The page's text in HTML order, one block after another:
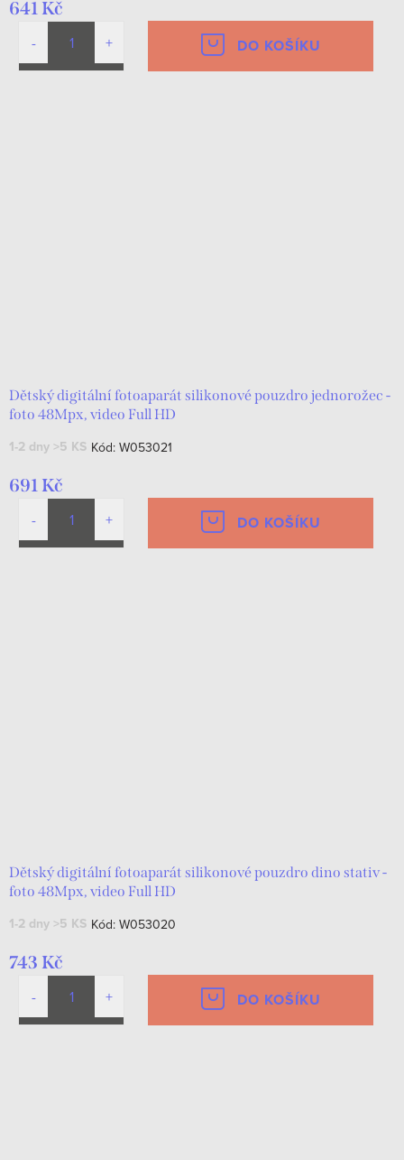
641 Kč
DO KOŠÍKU
Dětský digitální fotoaparát silikonové pouzdro jednorožec -
foto 48Mpx, video Full HD
1-2 dny >5 KS Kód: W053021
691 Kč
DO KOŠÍKU
Dětský digitální fotoaparát silikonové pouzdro dino stativ -
foto 48Mpx, video Full HD
1-2 dny >5 KS Kód: W053020
743 Kč
DO KOŠÍKU